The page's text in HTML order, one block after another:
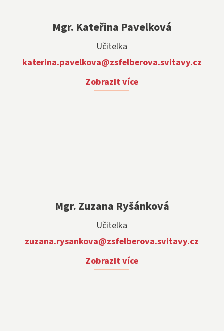
Mgr. Kateřina Pavelková
Učitelka
katerina.pavelkova@zsfelberova.svitavy.cz
Zobrazit více
Mgr. Zuzana Ryšánková
Učitelka
zuzana.rysankova@zsfelberova.svitavy.cz
Zobrazit více